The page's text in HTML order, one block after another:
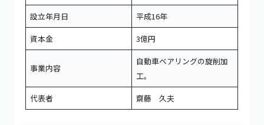
設立年月日
平成16年
資本金
3億円
事業内容
自動車ベアリングの旋削加
工。
代表者
齋藤 久夫